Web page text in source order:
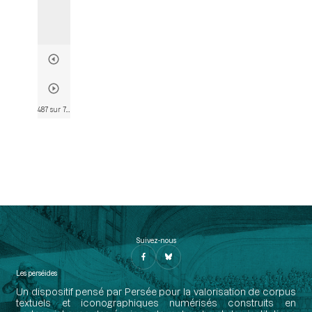
Suivez-nous
Les perséides
Un dispositif pensé par Persée pour la valorisation de corpus
textuels et iconographiques numérisés construits en